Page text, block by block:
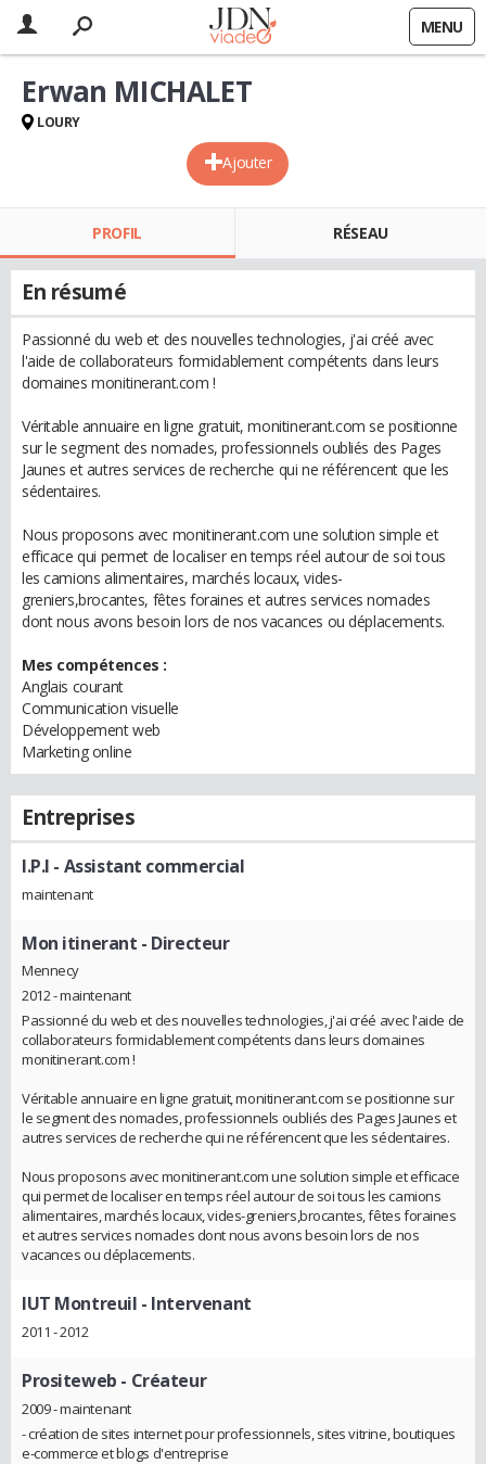
MENU
Ajouter
Erwan MICHALET
LOURY
PROFIL RÉSEAU
En résumé
Passionné du web et des nouvelles technologies, j'ai créé avec
l'aide de collaborateurs formidablement compétents dans leurs
domaines monitinerant.com !
Véritable annuaire en ligne gratuit, monitinerant.com se positionne
sur le segment des nomades, professionnels oubliés des Pages
Jaunes et autres services de recherche qui ne référencent que les
sédentaires.
Nous proposons avec monitinerant.com une solution simple et
efficace qui permet de localiser en temps réel autour de soi tous
les camions alimentaires, marchés locaux, vides-
greniers,brocantes, fêtes foraines et autres services nomades
dont nous avons besoin lors de nos vacances ou déplacements.
Mes compétences :
Anglais courant
Communication visuelle
Développement web
Marketing online
Entreprises
I.P.I - Assistant commercial
maintenant
Mon itinerant - Directeur
Mennecy
2012 - maintenant
Passionné du web et des nouvelles technologies, j'ai créé avec l'aide de
collaborateurs formidablement compétents dans leurs domaines
monitinerant.com !
Véritable annuaire en ligne gratuit, monitinerant.com se positionne sur
le segment des nomades, professionnels oubliés des Pages Jaunes et
autres services de recherche qui ne référencent que les sédentaires.
Nous proposons avec monitinerant.com une solution simple et efficace
qui permet de localiser en temps réel autour de soi tous les camions
alimentaires, marchés locaux, vides-greniers,brocantes, fêtes foraines
et autres services nomades dont nous avons besoin lors de nos
vacances ou déplacements.
IUT Montreuil - Intervenant
2011 - 2012
Prositeweb - Créateur
2009 - maintenant
- création de sites internet pour professionnels, sites vitrine, boutiques
e-commerce et blogs d'entreprise